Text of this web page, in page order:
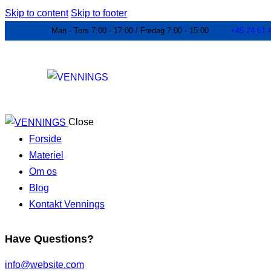
Skip to content Skip to footer
Man - Tors 7:00 - 17:00 / Fredag 7:00 - 15:00 +45 24 61
Close
Forside
Materiel
Om os
Blog
Kontakt Vennings
Have Questions?
info@website.com